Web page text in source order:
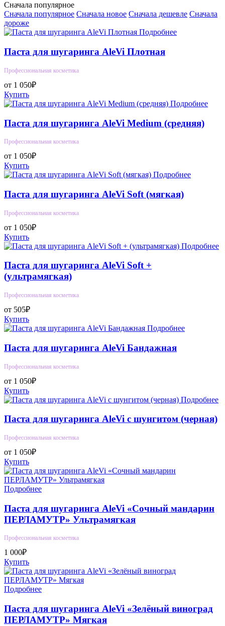
Сначала популярное
Сначала популярное Сначала новое Сначала дешевле Сначала
дороже
Подробнее
Паста для шугаринга AleVi Плотная
Профессиональная косметика
от 1 050₽
Купить
Подробнее
Паста для шугаринга AleVi Medium (средняя)
Профессиональная косметика
от 1 050₽
Купить
Подробнее
Паста для шугаринга AleVi Soft (мягкая)
Профессиональная косметика
от 1 050₽
Купить
Подробнее
Паста для шугаринга AleVi Soft +
(ультрамягкая)
Профессиональная косметика
от 505₽
Купить
Подробнее
Паста для шугаринга AleVi Бандажная
Профессиональная косметика
от 1 050₽
Купить
Подробнее
Паста для шугаринга AleVi с шунгитом (черная)
Профессиональная косметика
от 1 050₽
Купить
Подробнее
Паста для шугаринга AleVi «Сочный мандарин
ПЕРЛАМУТР» Ультрамягкая
Профессиональная косметика
1 000₽
Купить
Подробнее
Паста для шугаринга AleVi «Зелёный виноград
ПЕРЛАМУТР» Мягкая